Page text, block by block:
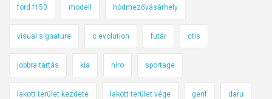
ford f150 modell hódmezővásárhely
visual signature c evolution futár ctis
jobbra tartás kia niro sportage
lakott terület kezdete lakott terület vége genf daru